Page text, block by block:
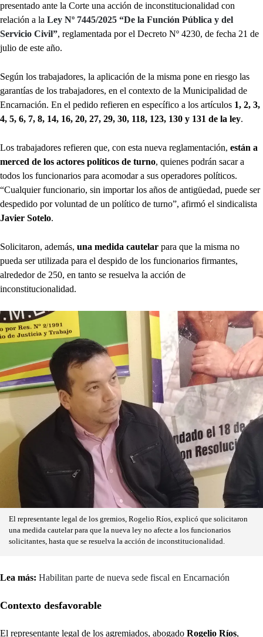
presentado ante la Corte una acción de inconstitucionalidad con
relación a la Ley Nº 7445/2025 “De la Función Pública y del
Servicio Civil”, reglamentada por el Decreto Nº 4230, de fecha 21 de
julio de este año.
Según los trabajadores, la aplicación de la misma pone en riesgo las
garantías de los trabajadores, en el contexto de la Municipalidad de
Encarnación. En el pedido refieren en específico a los artículos 1, 2, 3,
4, 5, 6, 7, 8, 14, 16, 20, 27, 29, 30, 118, 123, 130 y 131 de la ley.
Los trabajadores refieren que, con esta nueva reglamentación, están a
merced de los actores políticos de turno, quienes podrán sacar a
todos los funcionarios para acomodar a sus operadores políticos.
“Cualquier funcionario, sin importar los años de antigüedad, puede ser
despedido por voluntad de un político de turno”, afirmó el sindicalista
Javier Sotelo.
Solicitaron, además, una medida cautelar para que la misma no
pueda ser utilizada para el despido de los funcionarios firmantes,
alrededor de 250, en tanto se resuelva la acción de
inconstitucionalidad.
El representante legal de los gremios, Rogelio Ríos, explicó que solicitaron
una medida cautelar para que la nueva ley no afecte a los funcionarios
solicitantes, hasta que se resuelva la acción de inconstitucionalidad.
Lea más: Habilitan parte de nueva sede fiscal en Encarnación
Contexto desfavorable
El representante legal de los agremiados, abogado Rogelio Ríos,